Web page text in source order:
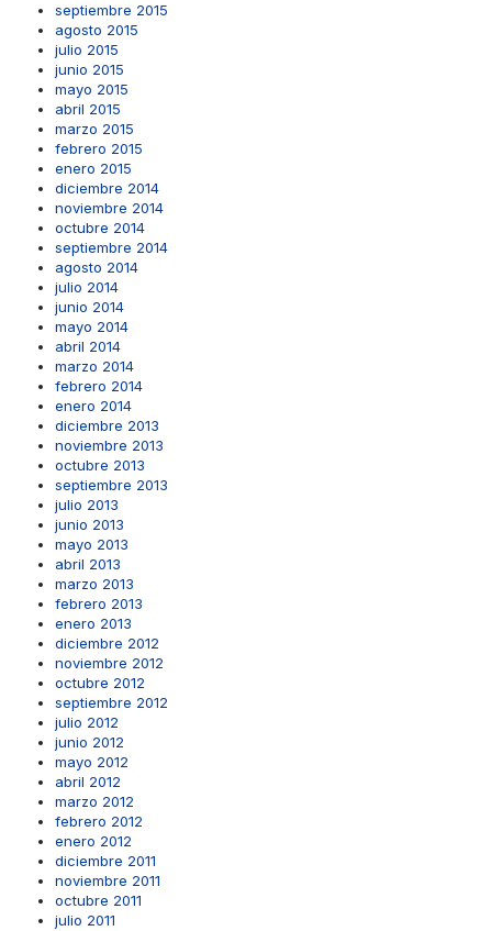
septiembre 2015
agosto 2015
julio 2015
junio 2015
mayo 2015
abril 2015
marzo 2015
febrero 2015
enero 2015
diciembre 2014
noviembre 2014
octubre 2014
septiembre 2014
agosto 2014
julio 2014
junio 2014
mayo 2014
abril 2014
marzo 2014
febrero 2014
enero 2014
diciembre 2013
noviembre 2013
octubre 2013
septiembre 2013
julio 2013
junio 2013
mayo 2013
abril 2013
marzo 2013
febrero 2013
enero 2013
diciembre 2012
noviembre 2012
octubre 2012
septiembre 2012
julio 2012
junio 2012
mayo 2012
abril 2012
marzo 2012
febrero 2012
enero 2012
diciembre 2011
noviembre 2011
octubre 2011
julio 2011